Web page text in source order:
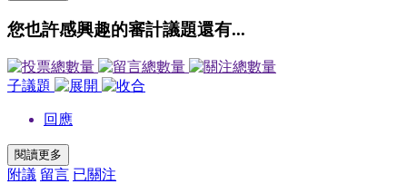
您也許感興趣的審計議題還有...
子議題
回應
閱讀更多
附議 留言 已關注